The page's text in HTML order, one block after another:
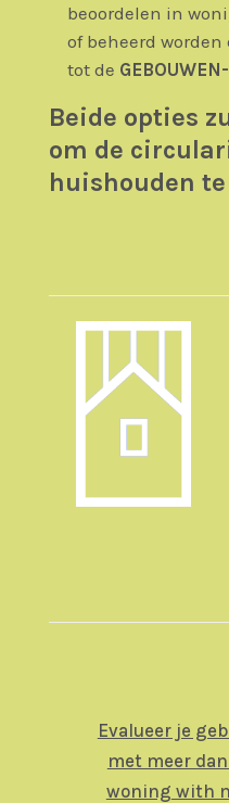
beoordelen in
of beheerd
tot de
Beide opties
om de
huishouden
Evalueer je
met meer
woning with